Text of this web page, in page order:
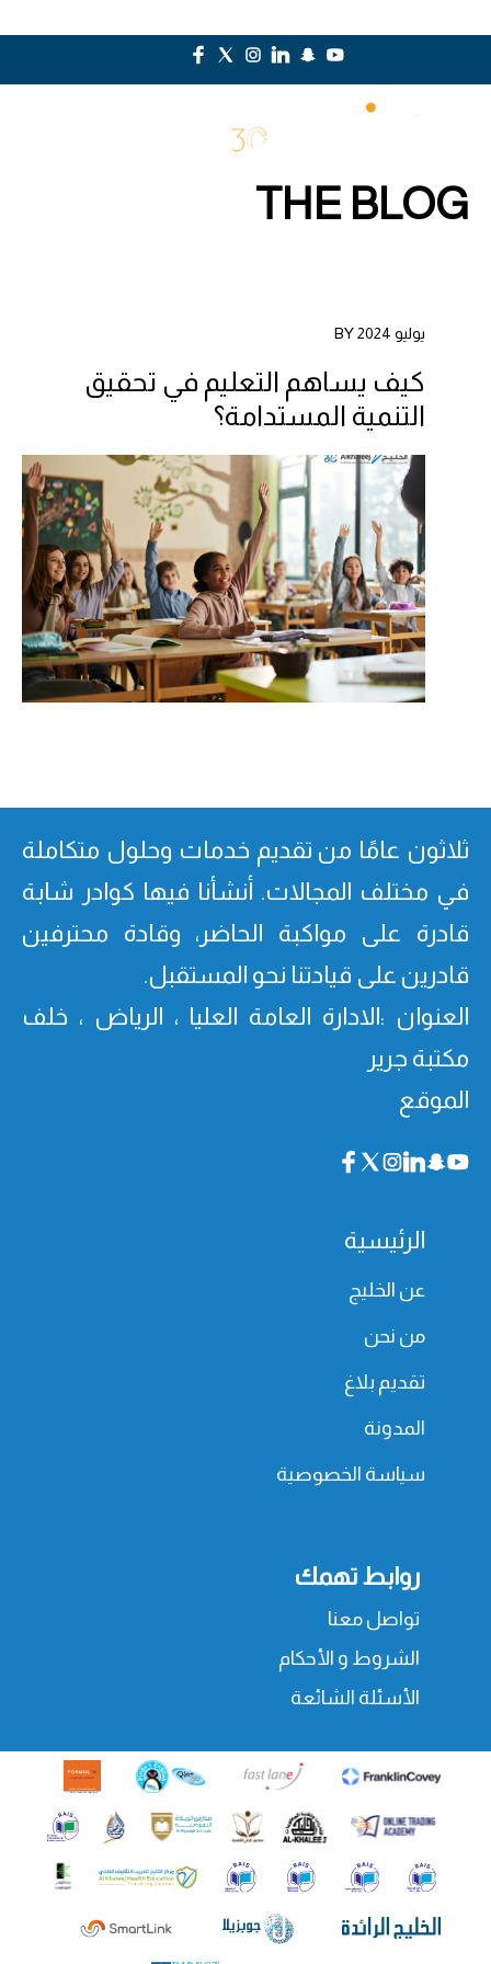
THE BLOG
يوليو 2024 BY
كيف يساهم التعليم في تحقيق
التنمية المستدامة؟
ثلاثون عامًا من تقدیم خدمات وحلول متكاملة
في مختلف المجالات. أنشأنا فیھا كوادر شابة
قادرة على مواكبة الحاضر، وقادة محترفین
قادرین على قیادتنا نحو المستقبل.
العنوان :الادارة العامة العليا ، الرياض ، خلف
مكتبة جرير
الموقع
الرئيسية
عن الخليج
من نحن
تقديم بلاغ
المدونة
سياسة الخصوصية
روابط تهمك
تواصل معنا
الشروط و الأحكام
الأسئلة الشائعة